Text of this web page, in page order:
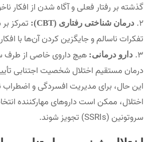
گذشته بر رفتار فعلی و آگاه شدن از افکار
درمان شناختی رفتاری (CBT):
تمرکز
تفکرات ناسالم و جایگزین کردن آن‌ها با
دارو درمانی:
درمان مستقیم اختلال شخصیت اجتنابی
این حال، برای مدیریت افسردگی و اضطراب
اختلال، ممکن است داروهای مهارکننده
سروتونین (SSRIs) تجویز شوند.